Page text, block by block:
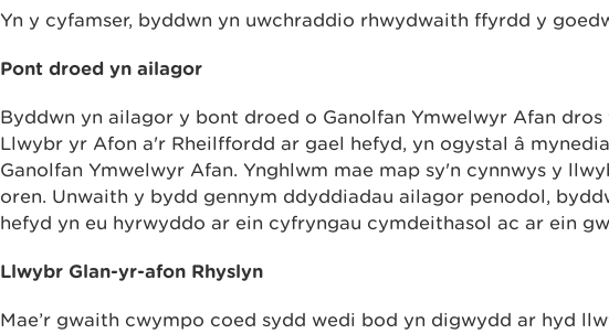
Yn y cyfamser, byddwn yn uwchraddio rhwydwaith ffyrdd y
Pont droed yn ailagor
Byddwn yn ailagor y bont droed o Ganolfan Ymwelwyr Afan dros
Llwybr yr Afon a'r Rheilffordd ar gael hefyd, yn ogystal â
Ganolfan Ymwelwyr Afan. Ynghlwm mae map sy'n cynnwys y
oren. Unwaith y bydd gennym ddyddiadau ailagor penodol,
hefyd yn eu hyrwyddo ar ein cyfryngau cymdeithasol ac ar ein
Llwybr Glan-yr-afon Rhyslyn
Mae’r gwaith cwympo coed sydd wedi bod yn digwydd ar hyd